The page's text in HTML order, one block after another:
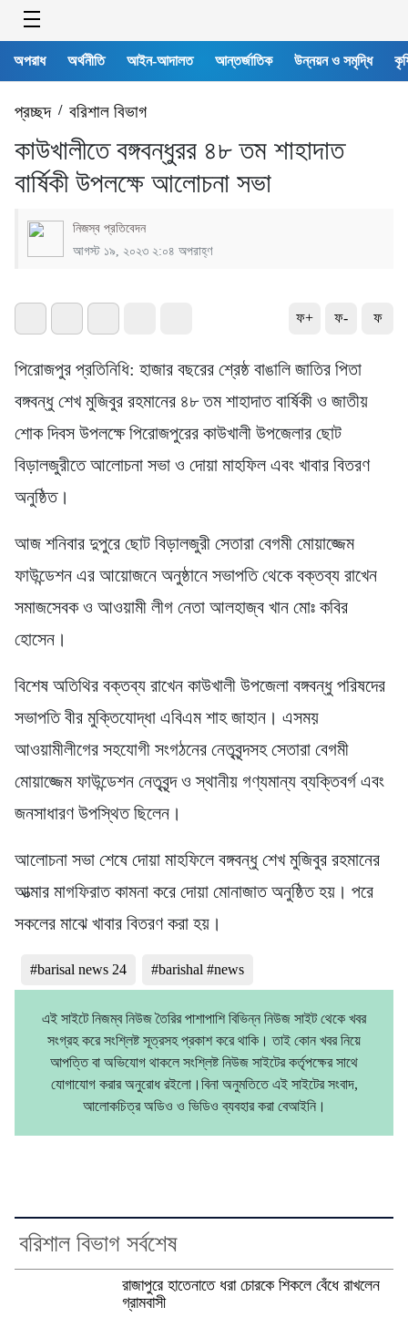
অপরাধ অর্থনীতি আইন-আদালত আন্তর্জাতিক উন্নয়ন ও সমৃদ্ধি
প্রচ্ছদ/ বরিশাল বিভাগ
কাউখালীতে বঙ্গবন্ধুরর ৪৮ তম শাহাদাত
বার্ষিকী উপলক্ষে আলোচনা সভা
নিজস্ব প্রতিবেদন
আগস্ট ১৯, ২০২৩ ২:০৪ অপরাহ্ণ
ফ+ ফ- ফ
পিরোজপুর প্রতিনিধি: হাজার বছরের শ্রেষ্ঠ বাঙালি জাতির পিতা
বঙ্গবন্ধু শেখ মুজিবুর রহমানের ৪৮ তম শাহাদাত বার্ষিকী ও জাতীয়
শোক দিবস উপলক্ষে পিরোজপুরের কাউখালী উপজেলার ছোট
বিড়ালজুরীতে আলোচনা সভা ও দোয়া মাহফিল এবং খাবার বিতরণ
অনুষ্ঠিত।
আজ শনিবার দুপুরে ছোট বিড়ালজুরী সেতারা বেগমী মোয়াজ্জেম
ফাউন্ডেশন এর আয়োজনে অনুষ্ঠানে সভাপতি থেকে বক্তব্য রাখেন
সমাজসেবক ও আওয়ামী লীগ নেতা আলহাজ্ব খান মোঃ কবির
হোসেন।
বিশেষ অতিথির বক্তব্য রাখেন কাউখালী উপজেলা বঙ্গবন্ধু পরিষদের
সভাপতি বীর মুক্তিযোদ্ধা এবিএম শাহ জাহান। এসময়
আওয়ামীলীগের সহযোগী সংগঠনের নেতৃবৃন্দসহ সেতারা বেগমী
মোয়াজ্জেম ফাউন্ডেশন নেতৃবৃন্দ ও স্থানীয় গণ্যমান্য ব্যক্তিবর্গ এবং
জনসাধারণ উপস্থিত ছিলেন।
আলোচনা সভা শেষে দোয়া মাহফিলে বঙ্গবন্ধু শেখ মুজিবুর রহমানের
আত্মার মাগফিরাত কামনা করে দোয়া মোনাজাত অনুষ্ঠিত হয়। পরে
সকলের মাঝে খাবার বিতরণ করা হয়।
#barisal news 24 #barishal #news
এই সাইটে নিজম্ব নিউজ তৈরির পাশাপাশি বিভিন্ন নিউজ সাইট থেকে খবর
সংগ্রহ করে সংশ্লিষ্ট সূত্রসহ প্রকাশ করে থাকি। তাই কোন খবর নিয়ে
আপত্তি বা অভিযোগ থাকলে সংশ্লিষ্ট নিউজ সাইটের কর্তৃপক্ষের সাথে
যোগাযোগ করার অনুরোধ রইলো।বিনা অনুমতিতে এই সাইটের সংবাদ,
আলোকচিত্র অডিও ও ভিডিও ব্যবহার করা বেআইনি।
বরিশাল বিভাগ সর্বশেষ
রাজাপুরে হাতেনাতে ধরা চোরকে শিকলে বেঁধে রাখলেন
গ্রামবাসী